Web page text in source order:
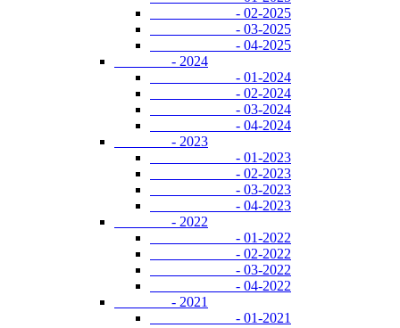
- 02-2025
- 03-2025
- 04-2025
- 2024
- 01-2024
- 02-2024
- 03-2024
- 04-2024
- 2023
- 01-2023
- 02-2023
- 03-2023
- 04-2023
- 2022
- 01-2022
- 02-2022
- 03-2022
- 04-2022
- 2021
- 01-2021